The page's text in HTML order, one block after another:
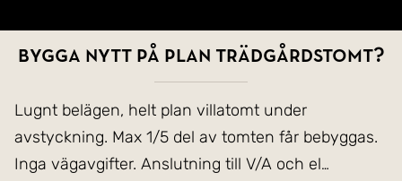
Bygga nytt på plan trädgårdstomt?
Lugnt belägen, helt plan villatomt under
avstyckning. Max 1/5 del av tomten får bebyggas.
Inga vägavgifter. Anslutning till V/A och el